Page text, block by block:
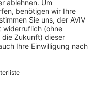
zu First und
der Name. Der
und Gaube:
Außenwand auf
in einer